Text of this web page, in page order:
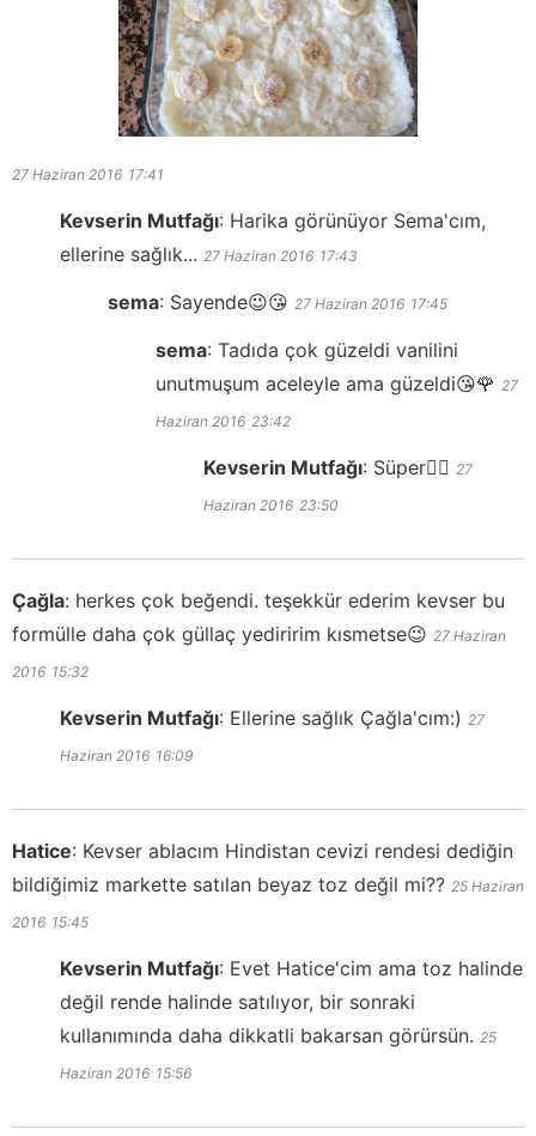
27 Haziran 2016 17:41
Kevserin Mutfağı: Harika görünüyor Sema'cım,
ellerine sağlık... 27 Haziran 2016 17:43
sema: Sayende😉😘 27 Haziran 2016 17:45
sema: Tadıda çok güzeldi vanilini
unutmuşum aceleyle ama güzeldi😘🌹 27
Haziran 2016 23:42
Kevserin Mutfağı: Süper👍🏻 27
Haziran 2016 23:50
Çağla: herkes çok beğendi. teşekkür ederim kevser bu
formülle daha çok güllaç yediririm kısmetse😉 27 Haziran
2016 15:32
Kevserin Mutfağı: Ellerine sağlık Çağla'cım:) 27
Haziran 2016 16:09
Hatice: Kevser ablacım Hindistan cevizi rendesi dediğin
bildiğimiz markette satılan beyaz toz değil mi?? 25 Haziran
2016 15:45
Kevserin Mutfağı: Evet Hatice'cim ama toz halinde
değil rende halinde satılıyor, bir sonraki
kullanımında daha dikkatli bakarsan görürsün. 25
Haziran 2016 15:56